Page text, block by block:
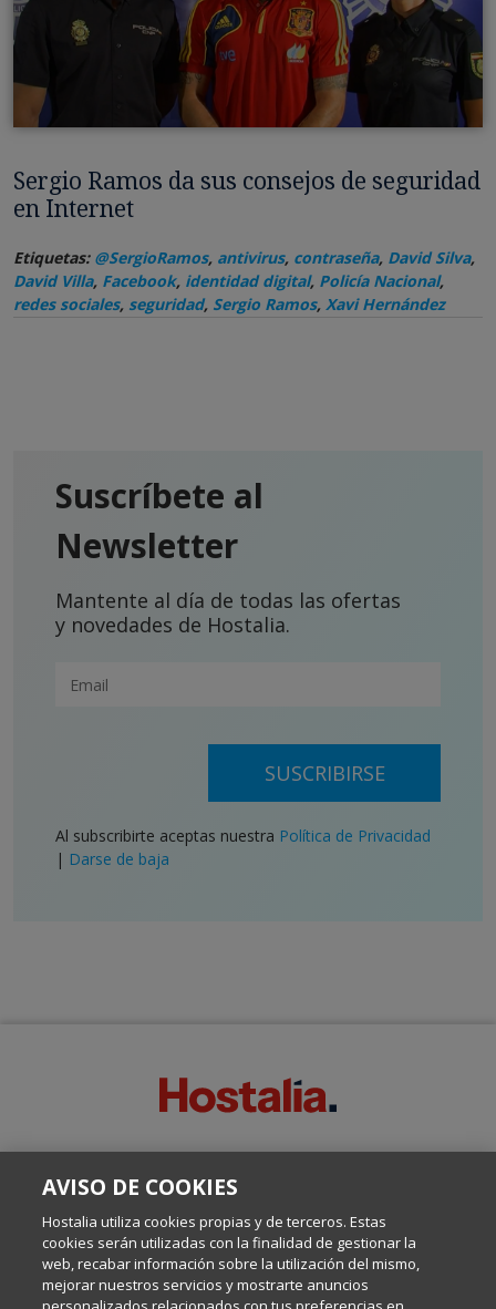
Sergio Ramos da sus consejos de seguridad
en Internet
Etiquetas: @SergioRamos, antivirus, contraseña, David Silva,
David Villa, Facebook, identidad digital, Policía Nacional,
redes sociales, seguridad, Sergio Ramos, Xavi Hernández
Suscríbete al
Newsletter
Mantente al día de todas las ofertas
y novedades de Hostalia.
SUSCRIBIRSE
Al subscribirte aceptas nuestra Política de Privacidad
| Darse de baja
Escrito por el equipo de Comunicación de Hostalia, dirigido por
Internet y Tecnología.
Política de privacidad
AVISO DE COOKIES
Hostalia utiliza cookies propias y de terceros. Estas
cookies serán utilizadas con la finalidad de gestionar la
web, recabar información sobre la utilización del mismo,
mejorar nuestros servicios y mostrarte anuncios